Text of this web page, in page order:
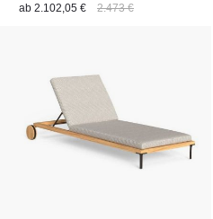
ab 2.102,05 € 2.473 €